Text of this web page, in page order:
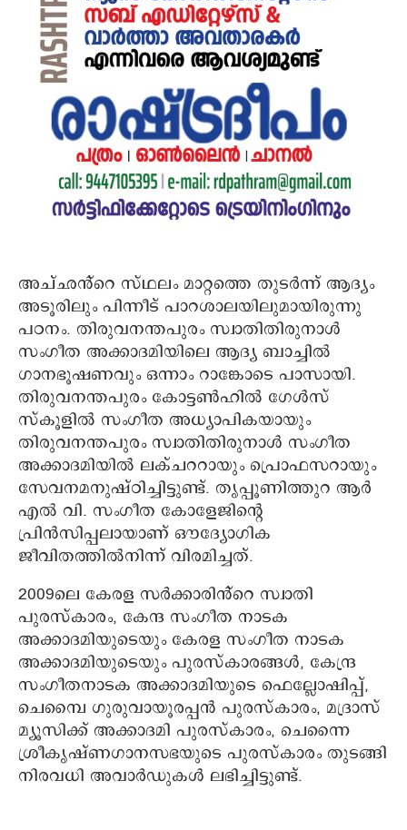
അച്ഛൻ്റെ സ്ഥലം മാറ്റത്തെ തുടര്‍ന്ന് ആദ്യം
അടൂരിലും പിന്നീട് പാറശാലയിലുമായിരുന്നു
പഠനം. തിരുവനന്തപുരം സ്വാതിതിരുനാള്‍
സംഗീത അക്കാദമിയിലെ ആദ്യ ബാച്ചില്‍
ഗാനഭൂഷണവും ഒന്നാം റാങ്കോടെ പാസായി.
തിരുവനന്തപുരം കോട്ടണ്‍ഹില്‍ ഗേള്‍സ്
സ്‌കൂളില്‍ സംഗീത അധ്യാപികയായും
തിരുവനന്തപുരം സ്വാതിതിരുനാള്‍ സംഗീത
അക്കാദമിയില്‍ ലക്ചററായും പ്രൊഫസറായും
സേവനമനുഷ്ഠിച്ചിട്ടുണ്ട്. തൃപ്പൂണിത്തുറ ആര്‍
എല്‍ വി. സംഗീത കോളേജിന്‍റെ
പ്രിന്‍സിപ്പലായാണ് ഔദ്യോഗിക
ജീവിതത്തില്‍നിന്ന് വിരമിച്ചത്.
2009ലെ കേരള സര്‍ക്കാരിൻ്റെ സ്വാതി
പുരസ്‌കാരം, കേന്ദ സംഗീത നാടക
അക്കാദമിയുടെയും കേരള സംഗീത നാടക
അക്കാദമിയുടെയും പുരസ്‌കാരങ്ങള്‍, കേന്ദ്ര
സംഗീതനാടക അക്കാദമിയുടെ ഫെല്ലോഷിപ്പ്,
ചെമ്പൈ ഗുരുവായൂരപ്പന്‍ പുരസ്‌കാരം, മദ്രാസ്
മ്യൂസിക്ക് അക്കാദമി പുരസ്‌കാരം, ചെന്നൈ
ശ്രീകൃഷ്ണഗാനസഭയുടെ പുരസ്‌കാരം തുടങ്ങി
നിരവധി അവാര്‍ഡുകള്‍ ലഭിച്ചിട്ടുണ്ട്.